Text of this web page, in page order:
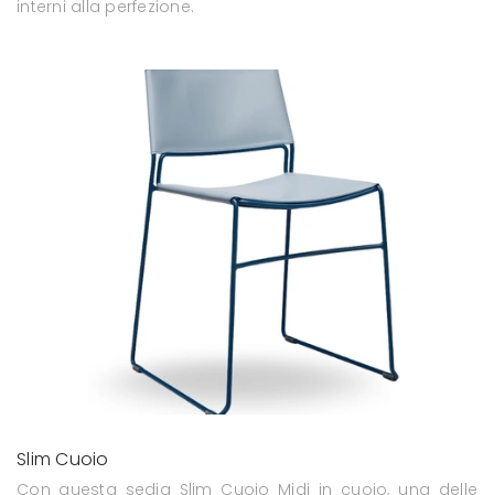
interni alla perfezione.
Slim Cuoio
Con questa sedia Slim Cuoio Midj in cuoio, una delle